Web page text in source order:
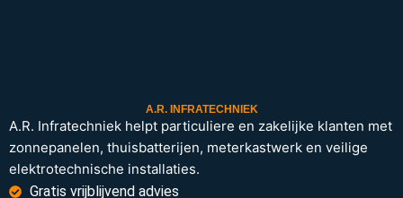
A.R. INFRATECHNIEK
A.R. Infratechniek helpt particuliere en zakelijke klanten met
zonnepanelen, thuisbatterijen, meterkastwerk en veilige
elektrotechnische installaties.
Gratis vrijblijvend advies